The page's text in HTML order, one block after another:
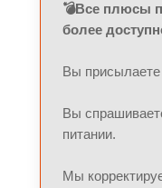
💣Все плюсы
более
Вы присылаете
Вы
питании.
Мы